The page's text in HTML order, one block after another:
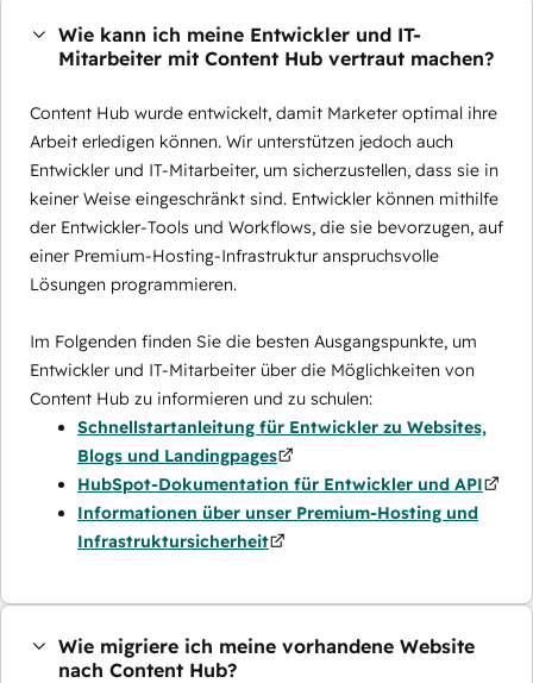
Wie kann ich meine Entwickler und IT-
Mitarbeiter mit Content Hub vertraut machen?
Content Hub wurde entwickelt, damit Marketer optimal ihre
Arbeit erledigen können. Wir unterstützen jedoch auch
Entwickler und IT-Mitarbeiter, um sicherzustellen, dass sie in
keiner Weise eingeschränkt sind. Entwickler können mithilfe
der Entwickler-Tools und Workflows, die sie bevorzugen, auf
einer Premium-Hosting-Infrastruktur anspruchsvolle
Lösungen programmieren.
Im Folgenden finden Sie die besten Ausgangspunkte, um
Entwickler und IT-Mitarbeiter über die Möglichkeiten von
Content Hub zu informieren und zu schulen:
Schnellstartanleitung für Entwickler zu Websites,
Blogs und Landingpages
HubSpot-Dokumentation für Entwickler und API
Informationen über unser Premium-Hosting und
Infrastruktursicherheit
Wie migriere ich meine vorhandene Website
nach Content Hub?